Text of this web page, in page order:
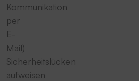
Kommunikation
per
E-
Mail)
Sicherheitslücken
aufweisen